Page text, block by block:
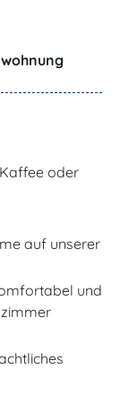
oder
auf unserer
und